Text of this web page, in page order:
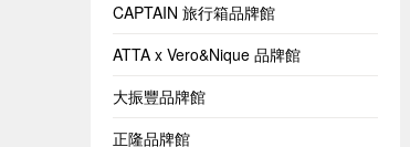
CAPTAIN 旅行箱品牌館
ATTA x Vero&Nique 品牌館
大振豐品牌館
正隆品牌館